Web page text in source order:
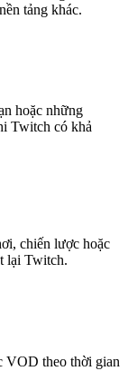
tảng khác.
hoặc những
Twitch có khả
chiến lược hoặc
lại Twitch.
VOD theo thời gian